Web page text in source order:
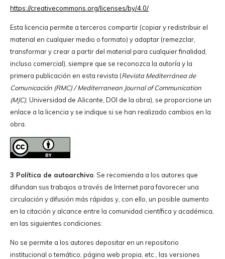
https://creativecommons.org/licenses/by/4.0/
Esta licencia permite a terceros compartir (copiar y redistribuir el
material en cualquier medio o formato) y adaptar (remezclar,
transformar y crear a partir del material para cualquier finalidad,
incluso comercial), siempre que se reconozca la autoría y la
primera publicación en esta revista (Revista Mediterránea de
Comunicación (RMC) / Mediterranean Journal of Communication
(MJC), Universidad de Alicante, DOI de la obra), se proporcione un
enlace a la licencia y se indique si se han realizado cambios en la
obra.
3 Política de autoarchivo. Se recomienda a los autores que
difundan sus trabajos a través de Internet para favorecer una
circulación y difusión más rápidas y, con ello, un posible aumento
en la citación y alcance entre la comunidad científica y académica,
en las siguientes condiciones:
No se permite a los autores depositar en un repositorio
institucional o temático, página web propia, etc., las versiones